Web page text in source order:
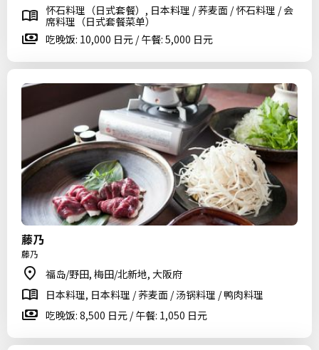
怀石料理（日式套餐）, 日本料理 / 荞麦面 / 怀石料理 / 会
席料理（日式套餐菜单）
吃晚饭: 10,000 日元 / 午餐: 5,000 日元
藤乃
藤乃
福岛/野田, 梅田/北新地, 大阪府
日本料理, 日本料理 / 荞麦面 / 汤锅料理 / 鸭肉料理
吃晚饭: 8,500 日元 / 午餐: 1,050 日元